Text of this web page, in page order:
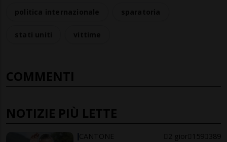
COMMENTI
NOTIZIE PIÙ LETTE
CANTONE 2 gior 159 389